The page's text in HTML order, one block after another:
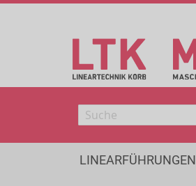
Inhalt
LINEARFÜHRUNGEN